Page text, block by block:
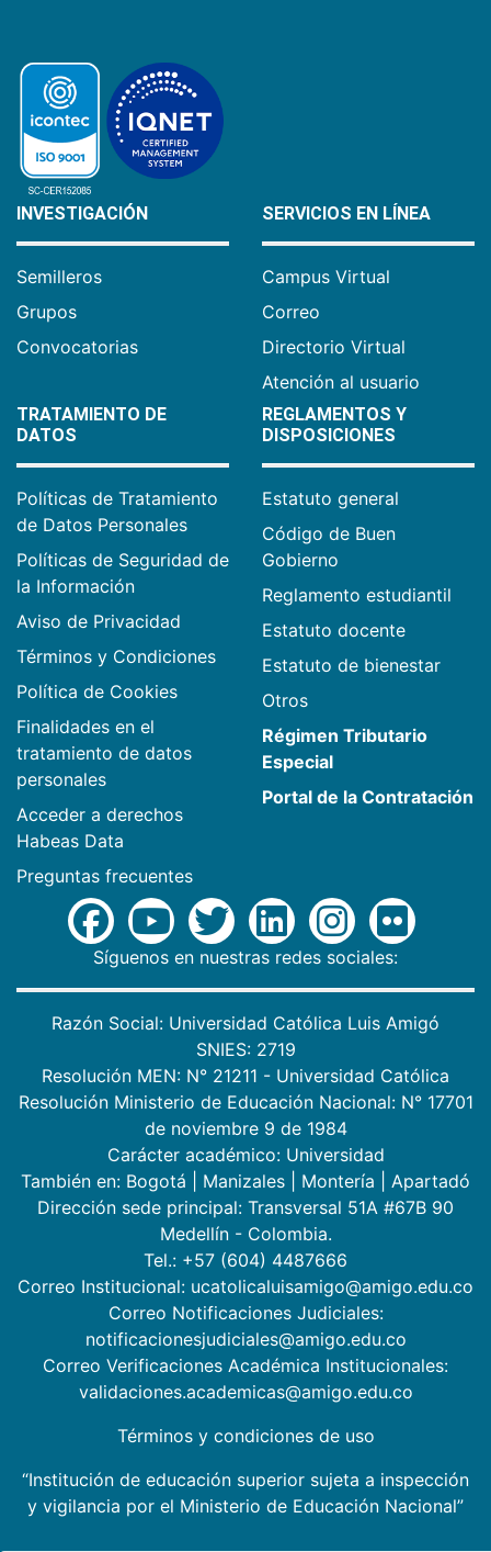
INVESTIGACIÓN
Semilleros
Grupos
Convocatorias
SERVICIOS EN LÍNEA
Campus Virtual
Correo
Directorio Virtual
Atención al usuario
TRATAMIENTO DE
DATOS
Políticas de Tratamiento
de Datos Personales
Políticas de Seguridad de
la Información
Aviso de Privacidad
Términos y Condiciones
Política de Cookies
Finalidades en el
tratamiento de datos
personales
Acceder a derechos
Habeas Data
Preguntas frecuentes
REGLAMENTOS Y
DISPOSICIONES
Estatuto general
Código de Buen
Gobierno
Reglamento estudiantil
Estatuto docente
Estatuto de bienestar
Otros
Régimen Tributario
Especial
Portal de la Contratación
Síguenos en nuestras redes sociales:
Razón Social: Universidad Católica Luis Amigó
SNIES: 2719
Resolución MEN: N° 21211 - Universidad Católica
Resolución Ministerio de Educación Nacional: N° 17701
de noviembre 9 de 1984
Carácter académico: Universidad
También en: Bogotá Manizales Montería
Apartadó
Dirección sede principal: Transversal 51A #67B 90
Medellín - Colombia.
Tel.: +57 (604) 4487666
Correo Institucional: ucatolicaluisamigo@amigo.edu.co
Correo Notificaciones Judiciales:
notificacionesjudiciales@amigo.edu.co
Correo Verificaciones Académica Institucionales:
validaciones.academicas@amigo.edu.co
Términos y condiciones de uso
“Institución de educación superior sujeta a inspección
y vigilancia por el Ministerio de Educación Nacional”